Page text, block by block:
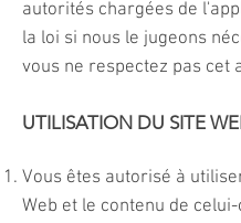
autorités chargées de
la loi si nous le jugeons
vous ne respectez pas cet
UTILISATION DU SITE
Vous êtes autorisé à
Web et le contenu de celui-